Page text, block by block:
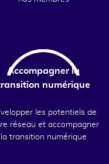
Accompagner la
numérique
les potentiels de
réseau et accompagner
la transition numérique